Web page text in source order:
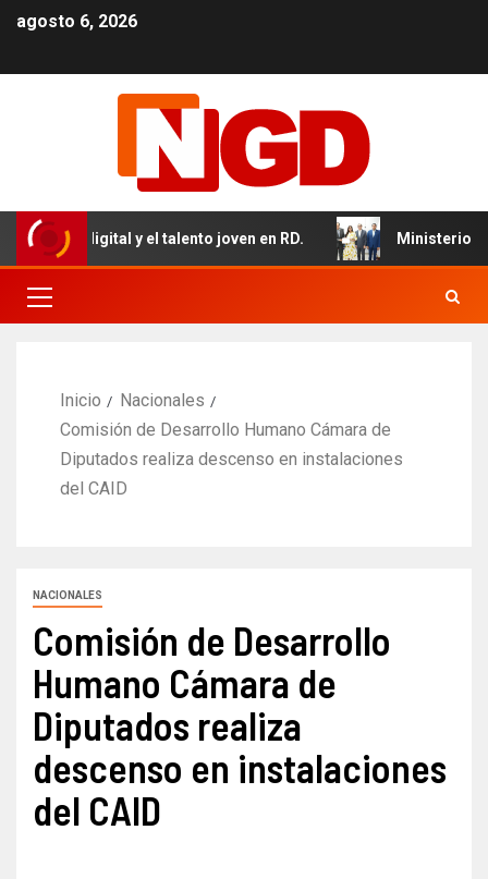
agosto 6, 2026
digital y el talento joven en RD. Ministerio de Salud
Inicio
Nacionales
Comisión de Desarrollo Humano Cámara de
Diputados realiza descenso en instalaciones
del CAID
NACIONALES
Comisión de Desarrollo
Humano Cámara de
Diputados realiza
descenso en instalaciones
del CAID